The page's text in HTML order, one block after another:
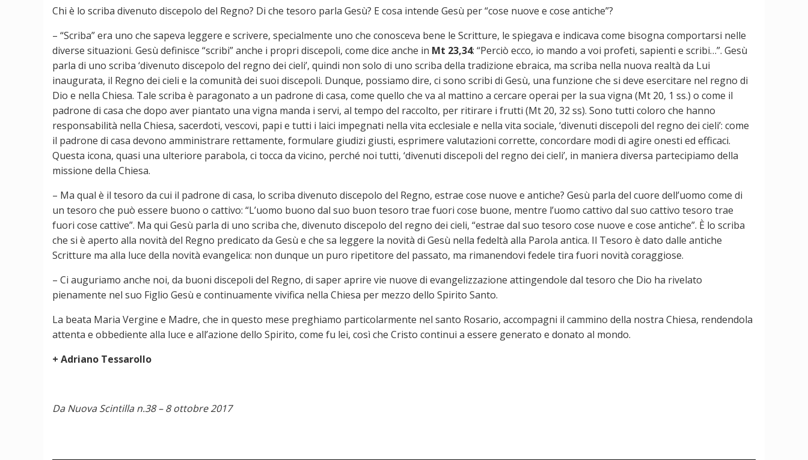
Chi è lo scriba divenuto discepolo del Regno? Di che tesoro parla Gesù? E cosa intende Gesù per “cose nuove e cose antiche”?
– “Scriba” era uno che sapeva leggere e scrivere, specialmente uno che conosceva bene le Scritture, le spiegava e indicava come bisogna comportarsi nelle
diverse situazioni. Gesù definisce “scribi” anche i propri discepoli, come dice anche in Mt 23,34: “Perciò ecco, io mando a voi profeti, sapienti e scribi…”. Gesù
parla di uno scriba ‘divenuto discepolo del regno dei cieli’, quindi non solo di uno scriba della tradizione ebraica, ma scriba nella nuova realtà da Lui
inaugurata, il Regno dei cieli e la comunità dei suoi discepoli. Dunque, possiamo dire, ci sono scribi di Gesù, una funzione che si deve esercitare nel regno di
Dio e nella Chiesa. Tale scriba è paragonato a un padrone di casa, come quello che va al mattino a cercare operai per la sua vigna (Mt 20, 1 ss.) o come il
padrone di casa che dopo aver piantato una vigna manda i servi, al tempo del raccolto, per ritirare i frutti (Mt 20, 32 ss). Sono tutti coloro che hanno
responsabilità nella Chiesa, sacerdoti, vescovi, papi e tutti i laici impegnati nella vita ecclesiale e nella vita sociale, ‘divenuti discepoli del regno dei cieli’: come
il padrone di casa devono amministrare rettamente, formulare giudizi giusti, esprimere valutazioni corrette, concordare modi di agire onesti ed efficaci.
Questa icona, quasi una ulteriore parabola, ci tocca da vicino, perché noi tutti, ‘divenuti discepoli del regno dei cieli’, in maniera diversa partecipiamo della
missione della Chiesa.
– Ma qual è il tesoro da cui il padrone di casa, lo scriba divenuto discepolo del Regno, estrae cose nuove e antiche? Gesù parla del cuore dell’uomo come di
un tesoro che può essere buono o cattivo: “L’uomo buono dal suo buon tesoro trae fuori cose buone, mentre l’uomo cattivo dal suo cattivo tesoro trae
fuori cose cattive”. Ma qui Gesù parla di uno scriba che, divenuto discepolo del regno dei cieli, “estrae dal suo tesoro cose nuove e cose antiche”. È lo scriba
che si è aperto alla novità del Regno predicato da Gesù e che sa leggere la novità di Gesù nella fedeltà alla Parola antica. Il Tesoro è dato dalle antiche
Scritture ma alla luce della novità evangelica: non dunque un puro ripetitore del passato, ma rimanendovi fedele tira fuori novità coraggiose.
– Ci auguriamo anche noi, da buoni discepoli del Regno, di saper aprire vie nuove di evangelizzazione attingendole dal tesoro che Dio ha rivelato
pienamente nel suo Figlio Gesù e continuamente vivifica nella Chiesa per mezzo dello Spirito Santo.
La beata Maria Vergine e Madre, che in questo mese preghiamo particolarmente nel santo Rosario, accompagni il cammino della nostra Chiesa, rendendola
attenta e obbediente alla luce e all’azione dello Spirito, come fu lei, così che Cristo continui a essere generato e donato al mondo.
+ Adriano Tessarollo
Da Nuova Scintilla n.38 – 8 ottobre 2017